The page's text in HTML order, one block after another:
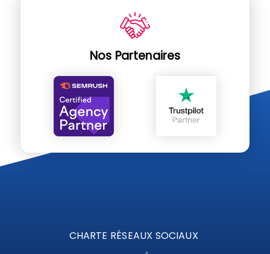
Nos Partenaires
CHARTE RÉSEAUX SOCIAUX